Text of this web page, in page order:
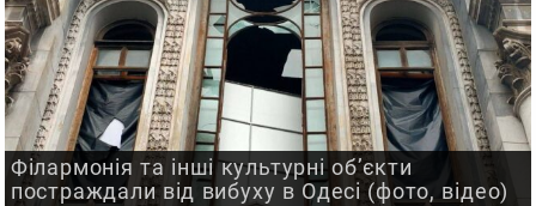
Філармонія та інші культурні об’єкти
постраждали від вибуху в Одесі (фото, відео)